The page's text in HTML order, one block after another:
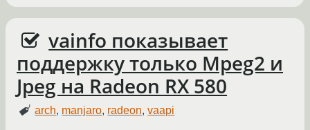
vainfo показывает
поддержку только Mpeg2 и
Jpeg на Radeon RX 580
arch, manjaro, radeon,vaapi